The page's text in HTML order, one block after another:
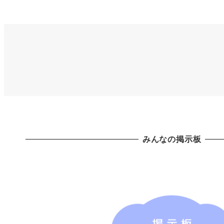
みんなの掲示板